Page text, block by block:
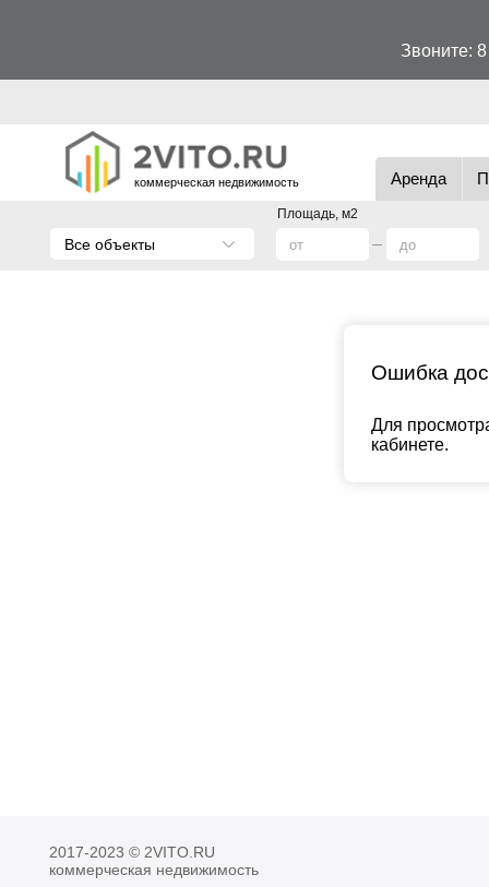
Звоните:
коммерческая недвижимость Аренда
Площадь, м2
Все объекты
Ошибка
Для
кабинете.
2017-2023 © 2VITO.RU
коммерческая недвижимость